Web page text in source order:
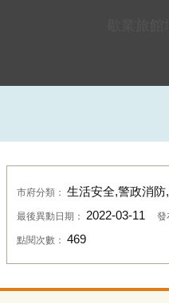
市府分類： 生活安全,警政消
最後異動日期： 2022-03-11 發
點閱次數： 469